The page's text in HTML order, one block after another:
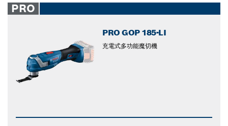
closed
PRO
PRO GOP 185-LI
充電式多功能魔切機